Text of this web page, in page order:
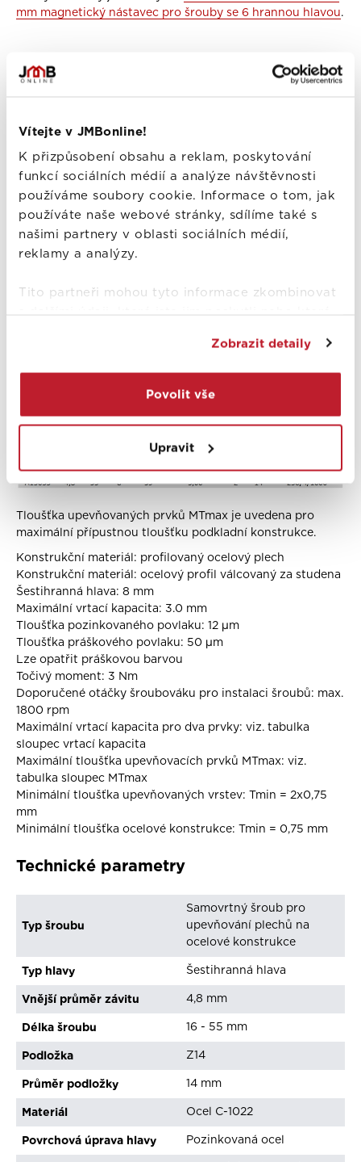
Vítejte v JMBonline!
K přizpůsobení obsahu a reklam, poskytování
funkcí sociálních médií a analýze návštěvnosti
používáme soubory cookie. Informace o tom, jak
používáte naše webové stránky, sdílíme také s
našimi partnery v oblasti sociálních médií,
reklamy a analýzy.
Tito partneři mohou tyto informace zkombinovat
Zobrazit detaily
Povolit vše
Upravit
mm magnetický nástavec pro šrouby se 6 hrannou hlavou.
Výhody
Vrta plech nebo kovové konstrukce bez
poškození ve velmi krátkých časech
Při vrtání nedochází k poškození vrstvy zinku
Samořezný závit řeže závit a upevňuje v jedné operaci
Podložka zinkovaná metodou Dura.zinc
Těsnění EPDM po montáži vulkanizuje
a vytváří tak
dokonalé vodotěsné spojení s plechem, vlivem času si
Tloušťka upevňovaných prvků MTmax je uvedena pro
maximální přípustnou tloušťku podkladní konstrukce.
Konstrukční materiál: profilovaný ocelový plech
Konstrukční materiál: ocelový profil válcovaný za studena
Šestihranná hlava: 8 mm
Maximální vrtací kapacita: 3.0 mm
Tloušťka pozinkovaného povlaku: 12 μm
Tloušťka práškového povlaku: 50 μm
Lze opatřit práškovou barvou
Točivý moment: 3 Nm
Doporučené otáčky šroubováku pro instalaci šroubů: max.
1800 rpm
Maximální vrtací kapacita pro dva prvky: viz. tabulka
sloupec vrtací kapacita
Maximální tloušťka upevňovacích prvků MTmax: viz.
tabulka sloupec MTmax
Minimální tloušťka upevňovaných vrstev: Tmin = 2x0,75
mm
Minimální tloušťka ocelové konstrukce: Tmin = 0,75 mm
Technické parametry
Typ šroubu
Samovrtný šroub pro
upevňování plechů na
ocelové konstrukce
Typ hlavy Šestihranná hlava
Vnější průměr závitu 4,8 mm
Délka šroubu 16 - 55 mm
Podložka Z14
Průměr podložky 14 mm
Materiál Ocel C-1022
Povrchová úprava hlavy Pozinkovaná ocel